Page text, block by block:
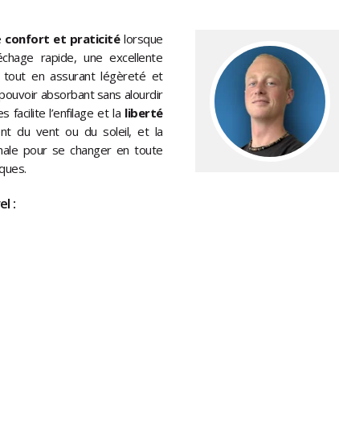
confort et praticitélorsque
rapide, une excellente
tout en assurant légèreté et
absorbant sans alourdir
facilite l’enfilage et la liberté
du vent ou du soleil, et la
pour se changer en toute
: